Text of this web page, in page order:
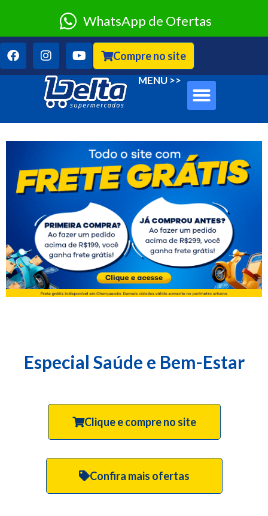
WhatsApp de Ofertas
Compre no site
MENU >>
Especial Saúde e Bem-Estar
Clique e compre no site
Confira mais ofertas